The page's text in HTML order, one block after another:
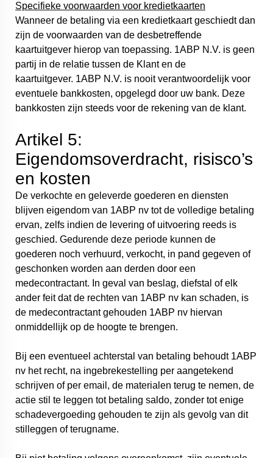
Specifieke voorwaarden voor kredietkaarten
Wanneer de betaling via een kredietkaart geschiedt dan
zijn de voorwaarden van de desbetreffende
kaartuitgever hierop van toepassing. 1ABP N.V. is geen
partij in de relatie tussen de Klant en de
kaartuitgever. 1ABP N.V. is nooit verantwoordelijk voor
eventuele bankkosten, opgelegd door uw bank. Deze
bankkosten zijn steeds voor de rekening van de klant.
Artikel 5:
Eigendomsoverdracht, risisco’s
en kosten
De verkochte en geleverde goederen en diensten
blijven eigendom van 1ABP nv tot de volledige betaling
ervan, zelfs indien de levering of uitvoering reeds is
geschied. Gedurende deze periode kunnen de
goederen noch verhuurd, verkocht, in pand gegeven of
geschonken worden aan derden door een
medecontractant. In geval van beslag, diefstal of elk
ander feit dat de rechten van 1ABP nv kan schaden, is
de medecontractant gehouden 1ABP nv hiervan
onmiddellijk op de hoogte te brengen.
Bij een eventueel achterstal van betaling behoudt 1ABP
nv het recht, na ingebrekestelling per aangetekend
schrijven of per email, de materialen terug te nemen, de
actie stil te leggen tot betaling saldo, zonder tot enige
schadevergoeding gehouden te zijn als gevolg van dit
stilleggen of terugname.